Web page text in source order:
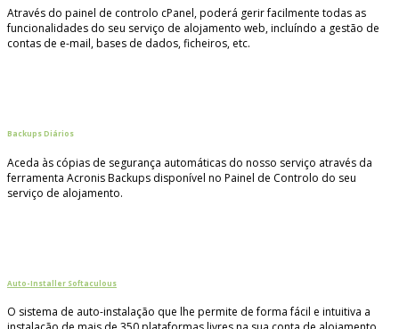
Através do painel de controlo cPanel, poderá gerir facilmente todas as
funcionalidades do seu serviço de alojamento web, incluíndo a gestão de
contas de e-mail, bases de dados, ficheiros, etc.
Backups Diários
Aceda às cópias de segurança automáticas do nosso serviço através da
ferramenta Acronis Backups disponível no Painel de Controlo do seu
serviço de alojamento.
Auto-Installer Softaculous
O sistema de auto-instalação que lhe permite de forma fácil e intuitiva a